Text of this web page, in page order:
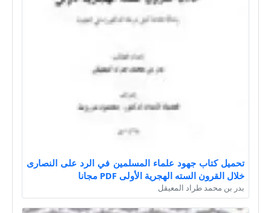
تحميل كتاب جهود علماء المسلمين في الرد على النصارى
خلال القرون السته الهجرية الأولى PDF مجانا
بدر بن محمد طراد المعيقل